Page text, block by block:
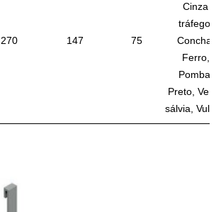
270 147 75
Cinza
tráfego,
Concha,
Ferro,
Pomba,
Preto,
sálvia,